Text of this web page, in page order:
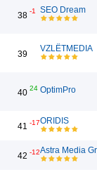
38 -1 SEO Dream
39
VZLЁTMEDIA
40 24 OptimPro
41 -17ORIDIS
42 -12Astra Media